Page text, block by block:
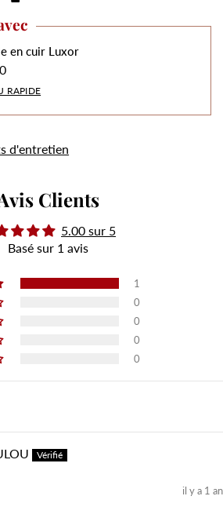
en cuir Luxor
RAPIDE
d'entretien
Clients
5.00 sur 5
Basé sur 1 avis
1
0
0
0
0
il y a 1 an